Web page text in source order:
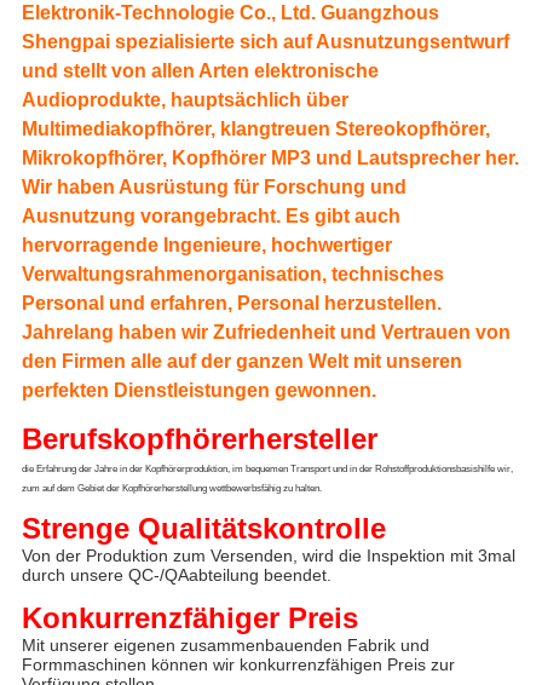
Elektronik-Technologie Co., Ltd. Guangzhous
Shengpai spezialisierte sich auf Ausnutzungsentwurf
und stellt von allen Arten elektronische
Audioprodukte, hauptsächlich über
Multimediakopfhörer, klangtreuen Stereokopfhörer,
Mikrokopfhörer, Kopfhörer MP3 und Lautsprecher her.
Wir haben Ausrüstung für Forschung und
Ausnutzung vorangebracht. Es gibt auch
hervorragende Ingenieure, hochwertiger
Verwaltungsrahmenorganisation, technisches
Personal und erfahren, Personal herzustellen.
Jahrelang haben wir Zufriedenheit und Vertrauen von
den Firmen alle auf der ganzen Welt mit unseren
perfekten Dienstleistungen gewonnen.
Berufskopfhörerhersteller
die Erfahrung der Jahre in der Kopfhörerproduktion, im bequemen Transport und in der Rohstoffproduktionsbasishilfe wir,
zum auf dem Gebiet der Kopfhörerherstellung wettbewerbsfähig zu halten.
Strenge Qualitätskontrolle
Von der Produktion zum Versenden, wird die Inspektion mit 3mal
durch unsere QC-/QAabteilung beendet.
Konkurrenzfähiger Preis
Mit unserer eigenen zusammenbauenden Fabrik und
Formmaschinen können wir konkurrenzfähigen Preis zur